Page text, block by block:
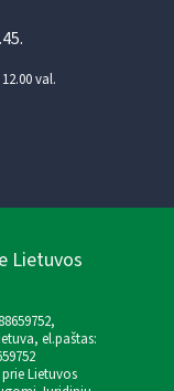
val.
Lietuvos
el.paštas:
Lietuvos